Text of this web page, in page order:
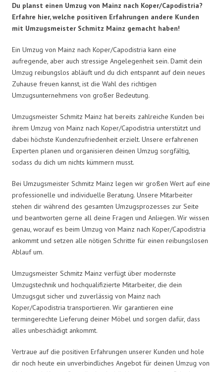
Du planst einen Umzug von Mainz nach Koper/Capodistria?
Erfahre hier, welche positiven Erfahrungen andere Kunden
mit Umzugsmeister Schmitz Mainz gemacht haben!
Ein Umzug von Mainz nach Koper/Capodistria kann eine
aufregende, aber auch stressige Angelegenheit sein. Damit dein
Umzug reibungslos abläuft und du dich entspannt auf dein neues
Zuhause freuen kannst, ist die Wahl des richtigen
Umzugsunternehmens von großer Bedeutung.
Umzugsmeister Schmitz Mainz hat bereits zahlreiche Kunden bei
ihrem Umzug von Mainz nach Koper/Capodistria unterstützt und
dabei höchste Kundenzufriedenheit erzielt. Unsere erfahrenen
Experten planen und organisieren deinen Umzug sorgfältig,
sodass du dich um nichts kümmern musst.
Bei Umzugsmeister Schmitz Mainz legen wir großen Wert auf eine
professionelle und individuelle Beratung. Unsere Mitarbeiter
stehen dir während des gesamten Umzugsprozesses zur Seite
und beantworten gerne all deine Fragen und Anliegen. Wir wissen
genau, worauf es beim Umzug von Mainz nach Koper/Capodistria
ankommt und setzen alle nötigen Schritte für einen reibungslosen
Ablauf um.
Umzugsmeister Schmitz Mainz verfügt über modernste
Umzugstechnik und hochqualifizierte Mitarbeiter, die dein
Umzugsgut sicher und zuverlässig von Mainz nach
Koper/Capodistria transportieren. Wir garantieren eine
termingerechte Lieferung deiner Möbel und sorgen dafür, dass
alles unbeschädigt ankommt.
Vertraue auf die positiven Erfahrungen unserer Kunden und hole
dir noch heute ein unverbindliches Angebot für deinen Umzug von